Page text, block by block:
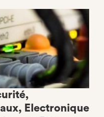
Electronique